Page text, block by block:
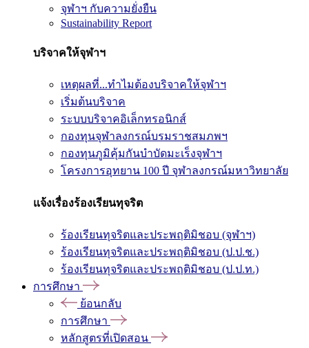
จุฬาฯ กับความยั่งยืน
Sustainability Report
บริจาคให้จุฬาฯ
เหตุผลที่...ทำไมต้องบริจาคให้จุฬาฯ
เริ่มต้นบริจาค
ระบบบริจาคอิเล็กทรอนิกส์
กองทุนจุฬาลงกรณ์บรมราชสมภพฯ
กองทุนภูมิคุ้มกันบำบัดมะเร็งจุฬาฯ
โครงการอุทยาน 100 ปี จุฬาลงกรณ์มหาวิทยาลัย
แจ้งเรื่องร้องเรียนทุจริต
ร้องเรียนทุจริตและประพฤติมิชอบ (จุฬาฯ)
ร้องเรียนทุจริตและประพฤติมิชอบ (ป.ป.ช.)
ร้องเรียนทุจริตและประพฤติมิชอบ (ป.ป.ท.)
การศึกษา
ย้อนกลับ
การศึกษา
หลักสูตรที่เปิดสอน